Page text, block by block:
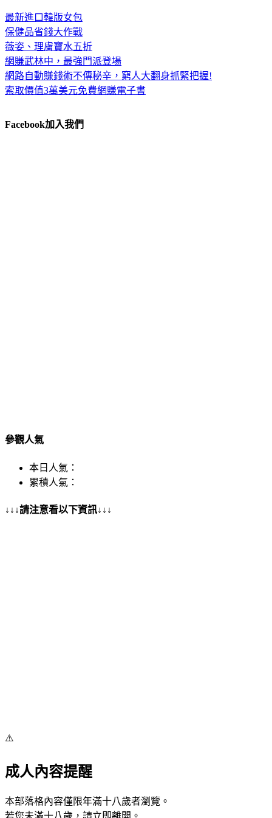
最新進口韓版女包
保健品省錢大作戰
薇姿、理膚寶水五折
網賺武林中，最強門派登場
網路自動賺錢術不傳秘辛，窮人大翻身抓緊把握!
索取價值3萬美元免費網賺電子書
Facebook加入我們
參觀人氣
本日人氣：
累積人氣：
↓↓↓請注意看以下資訊↓↓↓
⚠️
成人內容提醒
本部落格內容僅限年滿十八歲者瀏覽。
若您未滿十八歲，請立即離開。